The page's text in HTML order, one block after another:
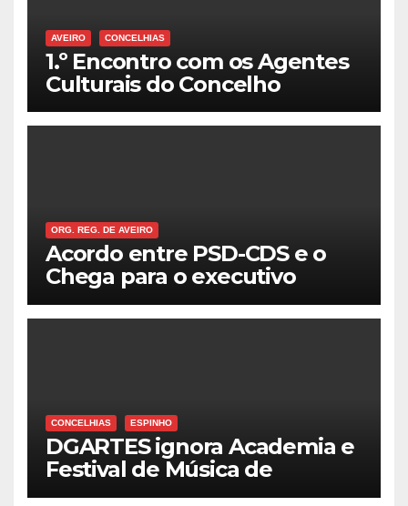
AVEIRO CONCELHIAS
1.º Encontro com os Agentes
Culturais do Concelho
ORG. REG. DE AVEIRO
Acordo entre PSD-CDS e o
Chega para o executivo
municipal em Aveiro
CONCELHIAS ESPINHO
DGARTES ignora Academia e
Festival de Música de
Espinho